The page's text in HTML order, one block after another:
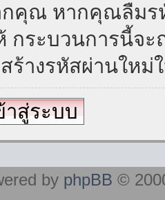
คุณ หากคุณลืมร
กระบวนการนี้จ
ร้างรหัสผ่านให
าสู่ระบบ
by phpBB ©